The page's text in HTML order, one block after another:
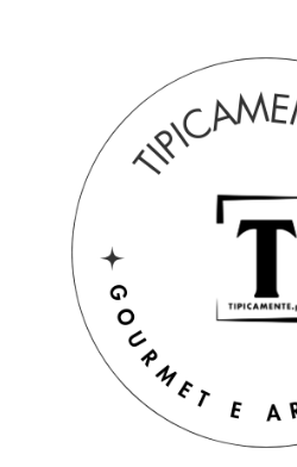
Queijo de Alho e Orégãos